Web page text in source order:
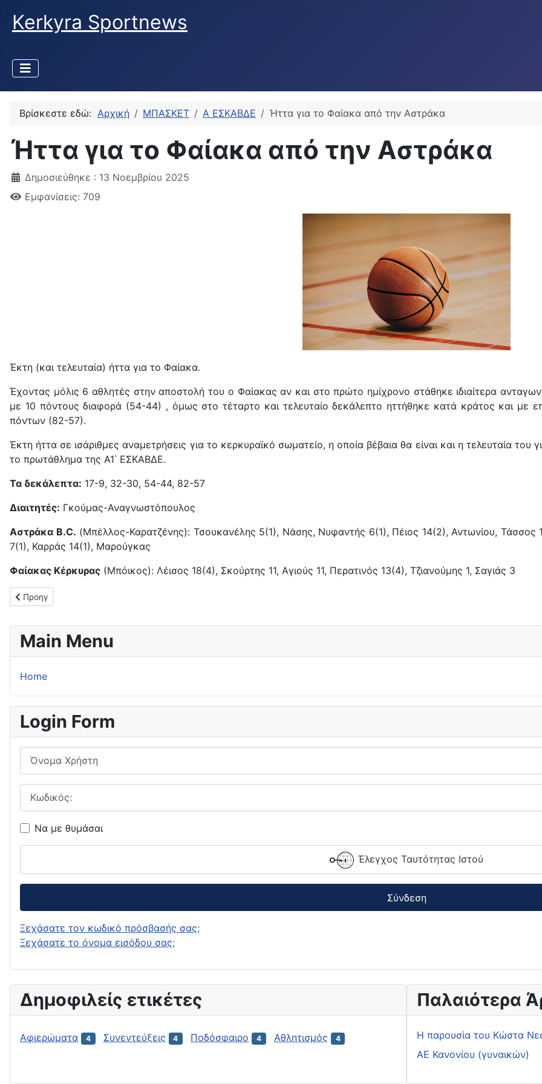
Kerkyra Sportnews
Βρίσκεστε εδώ: Αρχική ΜΠΑΣΚΕΤ Α ΕΣΚΑΒΔΕ Ήττα για το Φαίακα από την Αστράκα
Ήττα για το Φαίακα από την Αστράκα
Δημοσιεύθηκε : 13 Νοεμβρίου 2025
Εμφανίσεις: 709
Έκτη (και τελευταία) ήττα για το Φαίακα.
Έχοντας μόλις 6 αθλητές στην αποστολή του ο Φαίακας αν και στο πρώτο ημίχρονο στάθηκε ιδιαίτερα
με 10 πόντους διαφορά (54-44) , όμως στο τέταρτο και τελευταίο δεκάλεπτο ηττήθηκε κατά κράτος και με
πόντων (82-57).
Έκτη ήττα σε ισάριθμες αναμετρήσεις για το κερκυραϊκό σωματείο, η οποία βέβαια θα είναι και η τελευταία
το πρωτάθλημα της Α1΄ ΕΣΚΑΒΔΕ.
Τα δεκάλεπτα: 17-9, 32-30, 54-44, 82-57
Διαιτητές: Γκούμας-Αναγνωστόπουλος
Αστράκα B.C. (Μπέλλος-Καρατζένης): Τσουκανέλης 5(1), Νάσης, Νυφαντής 6(1), Πέιος 14(2), Αντωνίου,
7(1), Καρράς 14(1), Μαρούγκας
Φαίακας Κέρκυρας (Μπόικος): Λέισος 18(4), Σκούρτης 11, Αγιούς 11, Περατινός 13(4), Τζιανούμης 1, Σαγιάς 3
Προηγούμενο άρθρο: Νίκη στην παράταση για τον Κερκυραϊκό ΓΣ (85-74) επί της ΓΕ Αγρινίου!
Προηγ
Main Menu
Home
Login Form
Όνομα Χρήστη
Να με θυμάσαι
Έλεγχος Ταυτότητας Ιστού
Σύνδεση
Ξεχάσατε τον κωδικό πρόσβασής σας;
Ξεχάσατε το όνομα εισόδου σας;
Δημοφιλείς ετικέτες
Αφιερώματα 4 Συνεντεύξεις 4 Ποδόσφαιρο 4 Αθλητισμός 4
Παλαιότερα
H παρουσία του Κώστα
ΑΕ Κανονίου (γυναικών)